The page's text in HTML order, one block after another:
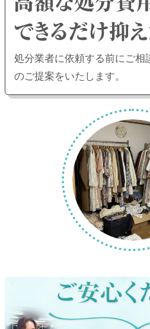
処分業者に依頼する前にご相
のご提案をいたします。